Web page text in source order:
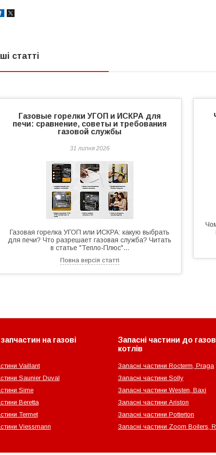
статті
Газовые горелки УГОП и ИСКРА для
печи: сравнение, советы и требования
газовой службы
31 липня 2026
Газовая горелка УГОП или ИСКРА: какую выбрать
для печи? Что разрешает газовая служба? Читать
в статье "Тепло-Плюс"...
Повна версія статті
на газові
Vaillant
Saunier Duval
Sime
Beretta
Termet
Viessmann
Запасні частини до
котлів
Запасні частини Rocterm, Praga
Запасні частини Solly
Запасні частини Westen, Baxi
Запасні частини Ariston
Запасні частини Potterton
Запасні частини Zoom Boilers,